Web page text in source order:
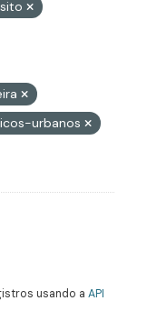
urbanos
usando a API